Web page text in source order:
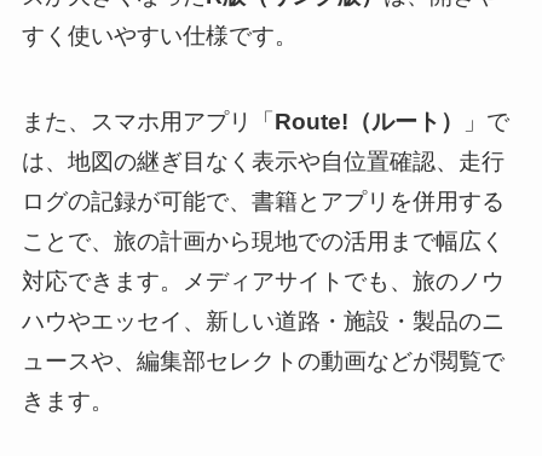
すく使いやすい仕様です。
また、スマホ用アプリ「 Route!（ルート）
」で
は、地図の継ぎ目なく表示や自位置確認、走行
ログの記録が可能で、書籍とアプリを併用する
ことで、旅の計画から現地での活用まで幅広く
対応できます。メディアサイトでも、旅のノウ
ハウやエッセイ、新しい道路・施設・製品のニ
ュースや、編集部セレクトの動画などが閲覧で
きます。